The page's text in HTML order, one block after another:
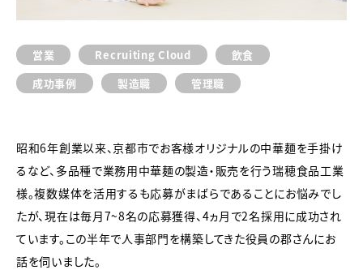
営業 Recruiting Cloud
飲食
成功事例
製造職 管理職
昭和6年創業以来、京都市でお客様オリジナルの中華麺を手掛け
るなど、多品種で業務用中華麺の製造・販売を行う瑞穂食品工業
様。複数媒体を活用するも応募がまばらであることにお悩みでし
たが、現在は毎月7〜8名の応募獲得、4ヵ月で2名採用に成功され
ています。この半年で人事部門を構築してきた役員の郡さんにお
話を伺いました。